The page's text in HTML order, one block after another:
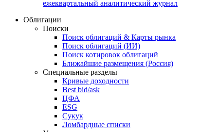
Cbonds Review
ежеквартальный аналитический журнал
Облигации
Поиски
Поиск облигаций & Карты рынка
Поиск облигаций (ИИ)
Поиск котировок облигаций
Ближайшие размещения (Россия)
Специальные разделы
Кривые доходности
Best bid/ask